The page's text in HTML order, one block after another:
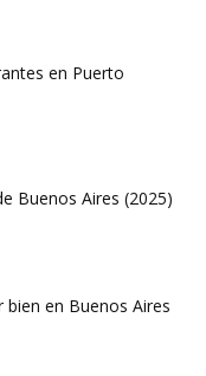
en Puerto
Buenos Aires (2025)
en Buenos Aires